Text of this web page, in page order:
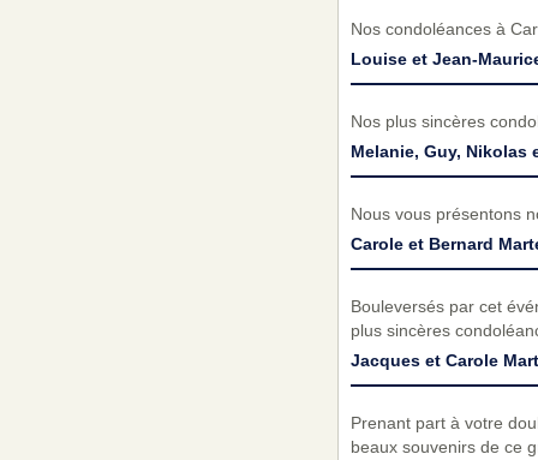
Nos condoléances à
Louise et Jean-
Nos plus sincères
Melanie, Guy, Nikolas
Nous vous présentons
Carole et Bernard
Bouleversés par cet
plus sincères
Jacques et Carole
Prenant part à votre
beaux souvenirs de ce